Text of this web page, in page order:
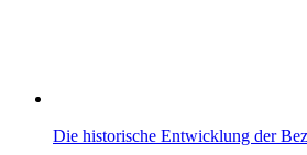
Die historische Entwicklung der